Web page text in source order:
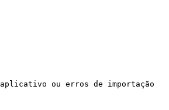
ou erros de importação